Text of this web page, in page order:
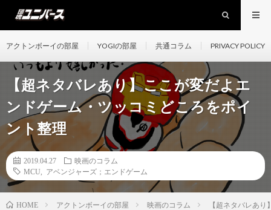
アクトンボーイの部屋 YOGIの部屋 共通コラム PRIVACY POLICY
【超ネタバレあり】ここが変だよエ
ンドゲーム・ツッコミどころをポイ
ント整理
2019.04.27
映画のコラム
MCU
アベンジャーズ；エンドゲーム
HOME アクトンボーイの部屋 映画のコラム 【超ネタバレあ